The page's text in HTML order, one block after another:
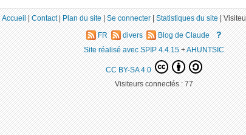
Accueil|Contact|Plan du site|Se connecter|Statistiques du site|
FR divers Blog de Claude ?
Site réalisé avec SPIP 4.4.15+AHUNTSIC
CC BY-SA 4.0
Visiteurs connectés :77